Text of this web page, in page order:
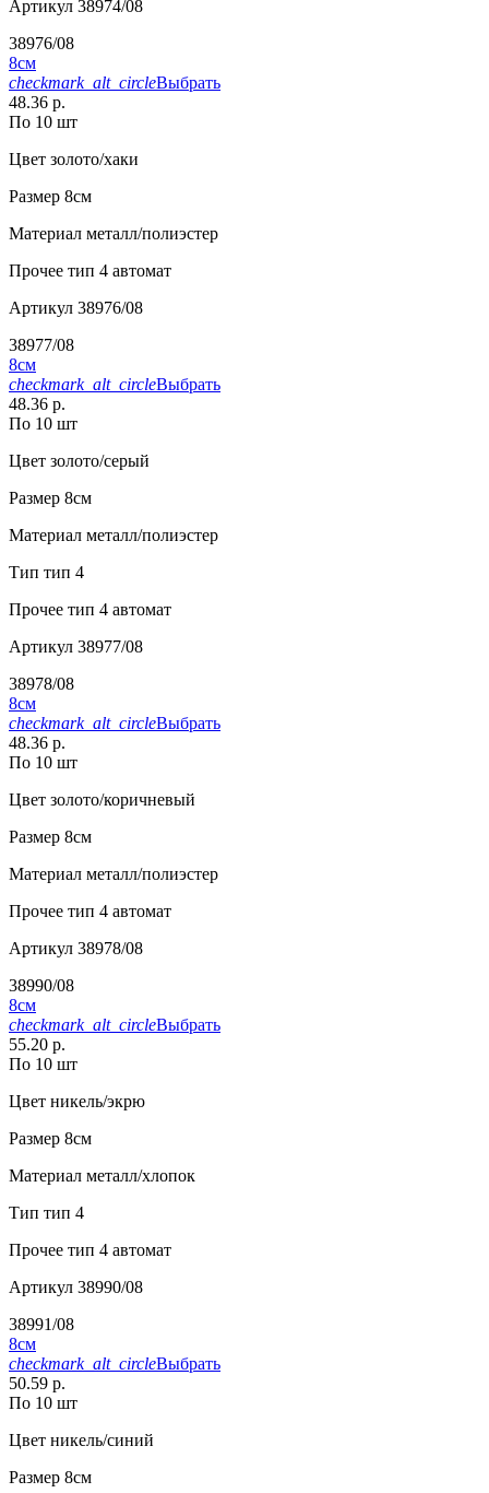
Артикул 38974/08
38976/08
8см
checkmark_alt_circleВыбрать
48.36 р.
По 10 шт
Цвет золото/хаки
Размер 8см
Материал металл/полиэстер
Прочее тип 4 автомат
Артикул 38976/08
38977/08
8см
checkmark_alt_circleВыбрать
48.36 р.
По 10 шт
Цвет золото/серый
Размер 8см
Материал металл/полиэстер
Тип тип 4
Прочее тип 4 автомат
Артикул 38977/08
38978/08
8см
checkmark_alt_circleВыбрать
48.36 р.
По 10 шт
Цвет золото/коричневый
Размер 8см
Материал металл/полиэстер
Прочее тип 4 автомат
Артикул 38978/08
38990/08
8см
checkmark_alt_circleВыбрать
55.20 р.
По 10 шт
Цвет никель/экрю
Размер 8см
Материал металл/хлопок
Тип тип 4
Прочее тип 4 автомат
Артикул 38990/08
38991/08
8см
checkmark_alt_circleВыбрать
50.59 р.
По 10 шт
Цвет никель/синий
Размер 8см